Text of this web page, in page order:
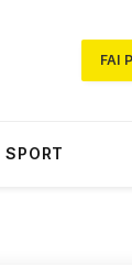
FAI
SPORT